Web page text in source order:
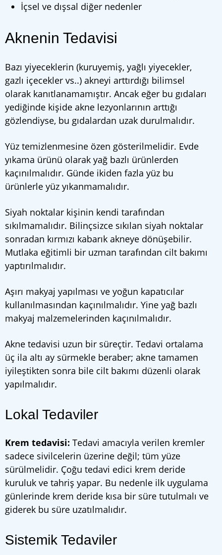
İçsel ve dışsal diğer nedenler
Aknenin Tedavisi
Bazı yiyeceklerin (kuruyemiş, yağlı yiyecekler,
gazlı içecekler vs..) akneyi arttırdığı bilimsel
olarak kanıtlanamamıştır. Ancak eğer bu gıdaları
yediğinde kişide akne lezyonlarının arttığı
gözlendiyse, bu gıdalardan uzak durulmalıdır.
Yüz temizlenmesine özen gösterilmelidir. Evde
yıkama ürünü olarak yağ bazlı ürünlerden
kaçınılmalıdır. Günde ikiden fazla yüz bu
ürünlerle yüz yıkanmamalıdır.
Siyah noktalar kişinin kendi tarafından
sıkılmamalıdır. Bilinçsizce sıkılan siyah noktalar
sonradan kırmızı kabarık akneye dönüşebilir.
Mutlaka eğitimli bir uzman tarafından cilt bakımı
yaptırılmalıdır.
Aşırı makyaj yapılması ve yoğun kapatıcılar
kullanılmasından kaçınılmalıdır. Yine yağ bazlı
makyaj malzemelerinden kaçınılmalıdır.
Akne tedavisi uzun bir süreçtir. Tedavi ortalama
üç ila altı ay sürmekle beraber; akne tamamen
iyileştikten sonra bile cilt bakımı düzenli olarak
yapılmalıdır.
Lokal Tedaviler
Krem tedavisi: Tedavi amacıyla verilen kremler
sadece sivilcelerin üzerine değil; tüm yüze
sürülmelidir. Çoğu tedavi edici krem deride
kuruluk ve tahriş yapar. Bu nedenle ilk uygulama
günlerinde krem deride kısa bir süre tutulmalı ve
giderek bu süre uzatılmalıdır.
Sistemik Tedaviler